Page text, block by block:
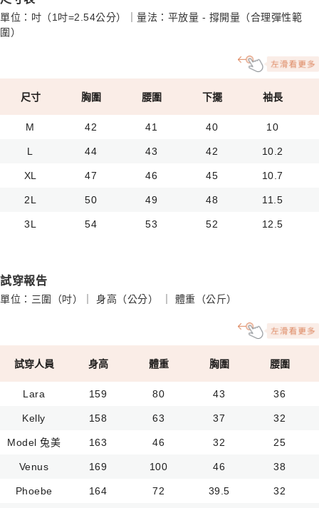
單位：吋（1吋=2.54公分）｜量法：平放量 - 撐開量（合理彈性範
圍）
尺寸 胸圍 腰圍 下擺 袖長
M 42 41 40 10
L 44 43 42 10.2
XL 47 46 45 10.7
2L 50 49 48 11.5
3L 54 53 52 12.5
試穿報告
單位：三圍（吋）｜ 身高（公分） ｜ 體重（公斤）
試穿人員 身高 體重 胸圍 腰圍
Lara 159 80 43 36
Kelly 158 63 37 32
Model 兔美 163 46 32 25
Venus 169 100 46 38
Phoebe 164 72 39.5 32